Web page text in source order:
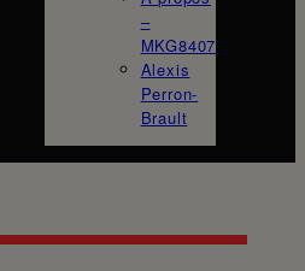
–
MKG8407
Alexis
Perron-
Brault